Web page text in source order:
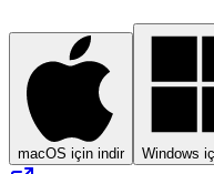
macOS için indir Windows